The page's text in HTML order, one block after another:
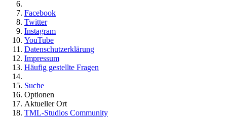
Facebook
Twitter
Instagram
YouTube
Datenschutzerklärung
Impressum
Häufig gestellte Fragen
Suche
Optionen
Aktueller Ort
TML-Studios Community